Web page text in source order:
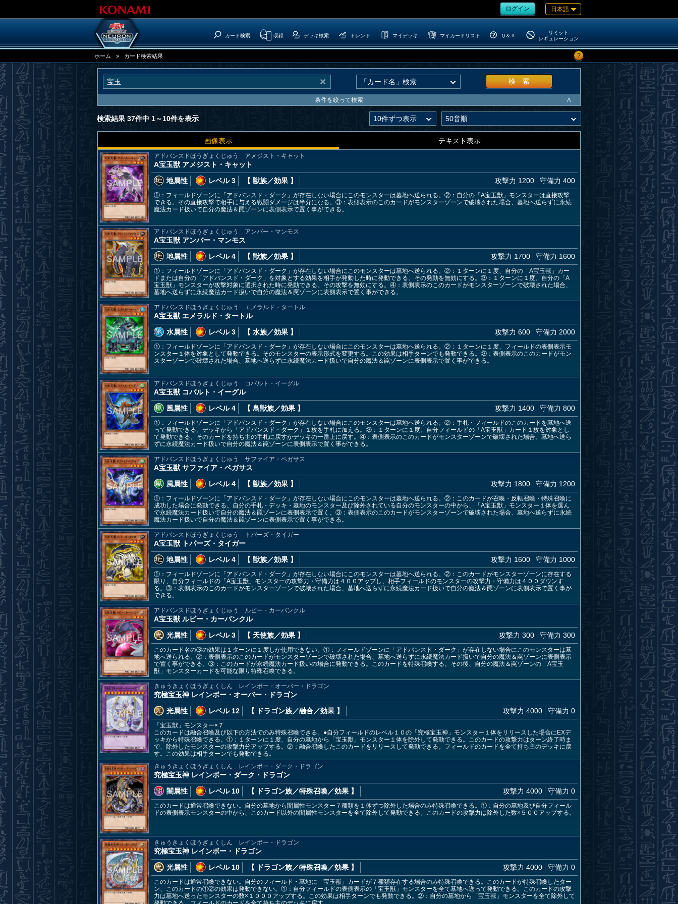
ログイン 日本語
カード検索 収録 デッキ検索 トレンド マイデッキ マイカードリスト Ｑ＆Ａ
リミット
レギュレーション
ホーム » カード検索結果 ?
検 索
条件を絞って検索 ∧
検索結果 37件中 1～10件を表示
画像表示 テキスト表示
アドバンスドほうぎょくじゅう アメジスト・キャット
A宝玉獣 アメジスト・キャット
地属性
レベル 3 【 獣族／効果 】 攻撃力 1200 守備力 400
①：フィールドゾーンに「アドバンスド・ダーク」が存在しない場合にこのモンスターは墓地へ送られる。②：自分の「A宝玉獣」モンスターは直接攻撃
できる。その直接攻撃で相手に与える戦闘ダメージは半分になる。③：表側表示のこのカードがモンスターゾーンで破壊された場合、墓地へ送らずに永続
魔法カード扱いで自分の魔法＆罠ゾーンに表側表示で置く事ができる。
アドバンスドほうぎょくじゅう アンバー・マンモス
A宝玉獣 アンバー・マンモス
地属性
レベル 4 【 獣族／効果 】 攻撃力 1700 守備力 1600
①：フィールドゾーンに「アドバンスド・ダーク」が存在しない場合にこのモンスターは墓地へ送られる。②：１ターンに１度、自分の「A宝玉獣」カー
ドまたは自分の「アドバンスド・ダーク」を対象とする効果を相手が発動した時に発動できる。その発動を無効にする。③：１ターンに１度、自分の「A
宝玉獣」モンスターが攻撃対象に選択された時に発動できる。その攻撃を無効にする。④：表側表示のこのカードがモンスターゾーンで破壊された場合、
墓地へ送らずに永続魔法カード扱いで自分の魔法＆罠ゾーンに表側表示で置く事ができる。
アドバンスドほうぎょくじゅう エメラルド・タートル
A宝玉獣 エメラルド・タートル
水属性
レベル 3 【 水族／効果 】 攻撃力 600 守備力 2000
①：フィールドゾーンに「アドバンスド・ダーク」が存在しない場合にこのモンスターは墓地へ送られる。②：１ターンに１度、フィールドの表側表示モ
ンスター１体を対象として発動できる。そのモンスターの表示形式を変更する。この効果は相手ターンでも発動できる。③：表側表示のこのカードがモン
スターゾーンで破壊された場合、墓地へ送らずに永続魔法カード扱いで自分の魔法＆罠ゾーンに表側表示で置く事ができる。
アドバンスドほうぎょくじゅう コバルト・イーグル
A宝玉獣 コバルト・イーグル
風属性
レベル 4 【 鳥獣族／効果 】 攻撃力 1400 守備力 800
①：フィールドゾーンに「アドバンスド・ダーク」が存在しない場合にこのモンスターは墓地へ送られる。②：手札・フィールドのこのカードを墓地へ送
って発動できる。デッキから「アドバンスド・ダーク」１枚を手札に加える。③：１ターンに１度、自分フィールドの「A宝玉獣」カード１枚を対象とし
て発動できる。そのカードを持ち主の手札に戻すかデッキの一番上に戻す。④：表側表示のこのカードがモンスターゾーンで破壊された場合、墓地へ送ら
ずに永続魔法カード扱いで自分の魔法＆罠ゾーンに表側表示で置く事ができる。
アドバンスドほうぎょくじゅう サファイア・ペガサス
A宝玉獣 サファイア・ペガサス
風属性
レベル 4 【 獣族／効果 】 攻撃力 1800 守備力 1200
①：フィールドゾーンに「アドバンスド・ダーク」が存在しない場合にこのモンスターは墓地へ送られる。②：このカードが召喚・反転召喚・特殊召喚に
成功した場合に発動できる。自分の手札・デッキ・墓地のモンスター及び除外されている自分のモンスターの中から、「A宝玉獣」モンスター１体を選ん
で永続魔法カード扱いで自分の魔法＆罠ゾーンに表側表示で置く。③：表側表示のこのカードがモンスターゾーンで破壊された場合、墓地へ送らずに永続
魔法カード扱いで自分の魔法＆罠ゾーンに表側表示で置く事ができる。
アドバンスドほうぎょくじゅう トパーズ・タイガー
A宝玉獣 トパーズ・タイガー
地属性
レベル 4 【 獣族／効果 】 攻撃力 1600 守備力 1000
①：フィールドゾーンに「アドバンスド・ダーク」が存在しない場合にこのモンスターは墓地へ送られる。②：このカードがモンスターゾーンに存在する
限り、自分フィールドの「A宝玉獣」モンスターの攻撃力・守備力は４００アップし、相手フィールドのモンスターの攻撃力・守備力は４００ダウンす
る。③：表側表示のこのカードがモンスターゾーンで破壊された場合、墓地へ送らずに永続魔法カード扱いで自分の魔法＆罠ゾーンに表側表示で置く事が
できる。
アドバンスドほうぎょくじゅう ルビー・カーバンクル
A宝玉獣 ルビー・カーバンクル
光属性
レベル 3 【 天使族／効果 】 攻撃力 300 守備力 300
このカード名の③の効果は１ターンに１度しか使用できない。①：フィールドゾーンに「アドバンスド・ダーク」が存在しない場合にこのモンスターは墓
地へ送られる。②：表側表示のこのカードがモンスターゾーンで破壊された場合、墓地へ送らずに永続魔法カード扱いで自分の魔法＆罠ゾーンに表側表示
で置く事ができる。③：このカードが永続魔法カード扱いの場合に発動できる。このカードを特殊召喚する。その後、自分の魔法＆罠ゾーンの「A宝玉
獣」モンスターカードを可能な限り特殊召喚できる。
きゅうきょくほうぎょくしん レインボー・オーバー・ドラゴン
究極宝玉神 レインボー・オーバー・ドラゴン
光属性
レベル 12 【 ドラゴン族／融合／効果 】 攻撃力 4000 守備力 0
「宝玉獣」モンスター×７
このカードは融合召喚及び以下の方法でのみ特殊召喚できる。●自分フィールドのレベル１０の「究極宝玉神」モンスター１体をリリースした場合にEXデ
ッキから特殊召喚できる。①：１ターンに１度、自分の墓地から「宝玉獣」モンスター１体を除外して発動できる。このカードの攻撃力はターン終了時ま
で、除外したモンスターの攻撃力分アップする。②：融合召喚したこのカードをリリースして発動できる。フィールドのカードを全て持ち主のデッキに戻
す。この効果は相手ターンでも発動できる。
きゅうきょくほうぎょくしん レインボー・ダーク・ドラゴン
究極宝玉神 レインボー・ダーク・ドラゴン
闇属性
レベル 10 【 ドラゴン族／特殊召喚／効果 】 攻撃力 4000 守備力 0
このカードは通常召喚できない。自分の墓地から闇属性モンスター７種類を１体ずつ除外した場合のみ特殊召喚できる。①：自分の墓地及び自分フィール
ドの表側表示モンスターの中から、このカード以外の闇属性モンスターを全て除外して発動できる。このカードの攻撃力は除外した数×５００アップする。
きゅうきょくほうぎょくしん レインボー・ドラゴン
究極宝玉神 レインボー・ドラゴン
光属性
レベル 10 【 ドラゴン族／特殊召喚／効果 】 攻撃力 4000 守備力 0
このカードは通常召喚できない。自分のフィールド・墓地に「宝玉獣」カードが７種類存在する場合のみ特殊召喚できる。このカードが特殊召喚したター
ン、このカードの①②の効果は発動できない。①：自分フィールドの表側表示の「宝玉獣」モンスターを全て墓地へ送って発動できる。このカードの攻撃
力は墓地へ送ったモンスターの数×１０００アップする。この効果は相手ターンでも発動できる。②：自分の墓地から「宝玉獣」モンスターを全て除外して